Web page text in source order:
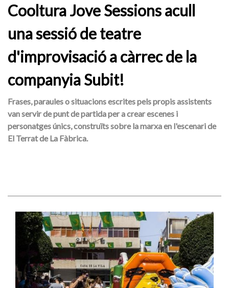
Cooltura Jove Sessions acull
una sessió de teatre
d'improvisació a càrrec de la
companyia Subit!
Frases, paraules o situacions escrites pels propis assistents
van servir de punt de partida per a crear escenes i
personatges únics, construïts sobre la marxa en l'escenari de
El Terrat de La Fàbrica.